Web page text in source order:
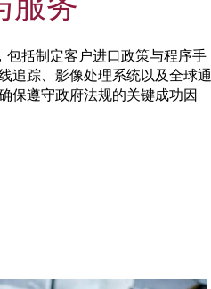
包括制定客户进口政策与程序手
追踪、影像处理系统以及全球通
保遵守政府法规的关键成功因